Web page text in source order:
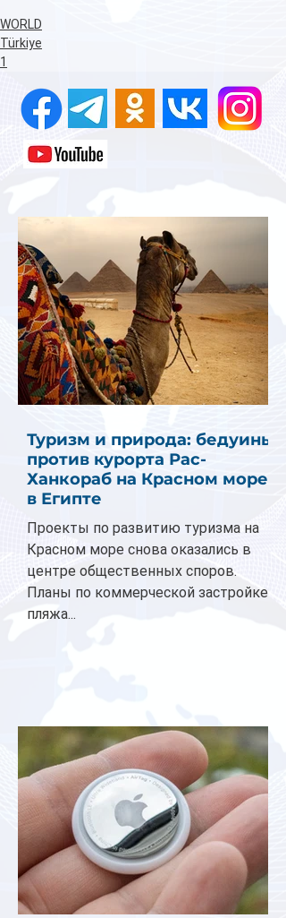
WORLD
Türkiye
1
Туризм и природа: бедуины
против курорта Рас-
Ханкораб на Красном море
в Египте
Проекты по развитию туризма на
Красном море снова оказались в
центре общественных споров.
Планы по коммерческой застройке
пляжа...